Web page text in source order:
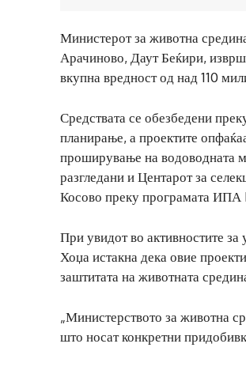
Министерот за животна
Арачиново, Даут Беќири,
вкупна вредност од над 110
Средствата се обезбедени
планирање, а проектите
проширување на водоводната
разгледани и Центарот за
Косово преку програмата ИПА
При увидот во активностите
Хоџа истакна дека овие
заштитата на животната
„Министерството за животна
што носат конкретни